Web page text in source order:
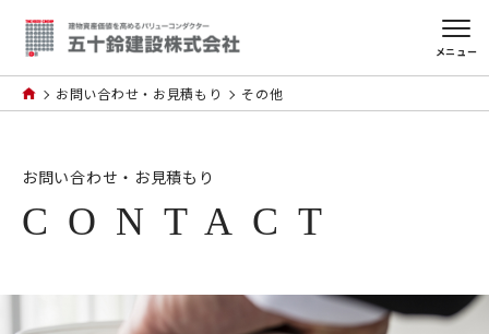
メニュー
お問い合わせ・お見積もり
CONTACT
お問い合わせ・お見積もり その他